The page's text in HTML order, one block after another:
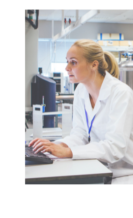
funcionamento.
comunicação
telefone e e-mail,
sempre me senti
confortável com
Além disso, eu
unidade Z-2 que é
fácil de usar."